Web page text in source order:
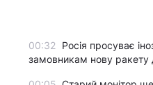
00:32
Росія просуває
замовникам нову ракету